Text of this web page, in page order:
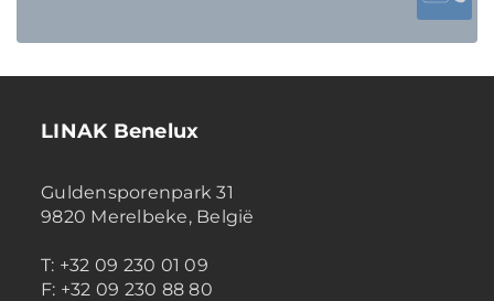
LINAK Benelux
Guldensporenpark 31
9820 Merelbeke, België
T: +32 09 230 01 09
F: +32 09 230 88 80